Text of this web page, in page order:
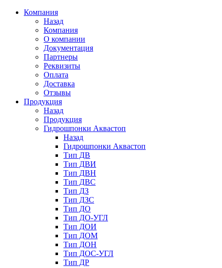
Компания
Назад
Компания
О компании
Документация
Партнеры
Реквизиты
Оплата
Доставка
Отзывы
Продукция
Назад
Продукция
Гидрошпонки Аквастоп
Назад
Гидрошпонки Аквастоп
Тип ДВ
Тип ДВИ
Тип ДВН
Тип ДВС
Тип ДЗ
Тип ДЗС
Тип ДО
Тип ДО-УГЛ
Тип ДОИ
Тип ДОМ
Тип ДОН
Тип ДОС-УГЛ
Тип ДР